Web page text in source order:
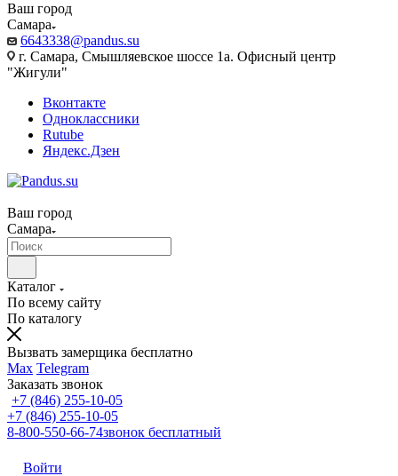
Ваш город
Самара
6643338@pandus.su
г. Самара, Смышляевское шоссе 1а. Офисный центр
"Жигули"
Вконтакте
Одноклассники
Rutube
Яндекс.Дзен
Ваш город
Самара
Каталог
По всему сайту
По каталогу
Вызвать замерщика бесплатно
Max Telegram
Заказать звонок
+7 (846) 255-10-05
+7 (846) 255-10-05
8-800-550-66-74звонок бесплатный
Войти